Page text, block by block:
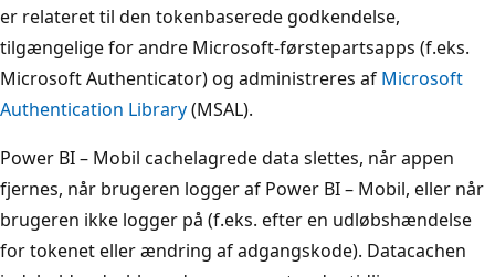
er relateret til den tokenbaserede godkendelse,
tilgængelige for andre Microsoft-førstepartsapps (f.eks.
Microsoft Authenticator) og administreres af Microsoft
Authentication Library(MSAL).
Power BI – Mobil cachelagrede data slettes, når appen
fjernes, når brugeren logger af Power BI – Mobil, eller når
brugeren ikke logger på (f.eks. efter en udløbshændelse
for tokenet eller ændring af adgangskode). Datacachen